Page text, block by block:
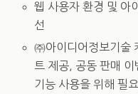
웹 사용자 환경 및 아
선
㈜아이디어정보기술
트 제공, 공동 판매 이
기능 사용을 위해 필